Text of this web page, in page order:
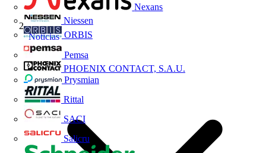
Nexans
Niessen
ORBIS
Pemsa
PHOENIX CONTACT, S.A.U.
Prysmian
Rittal
SACI
Salicru
Noticias